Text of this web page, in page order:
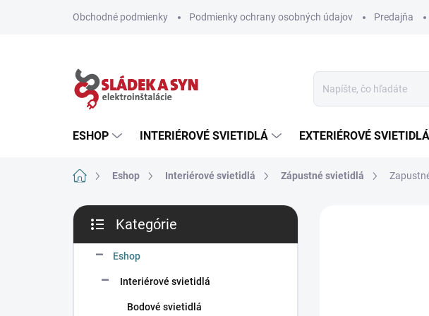
Obchodné podmienky Podmienky ochrany osobných údajov Predajňa
ESHOP INTERIÉROVÉ SVIETIDLÁ EXTERIÉROVÉ SVIETIDLÁ
DomovEshop Interiérové svietidlá Zápustné svietidlá
B
č
kategórie
Kategórie
Eshop
Interiérové svietidlá
Bodové svietidlá